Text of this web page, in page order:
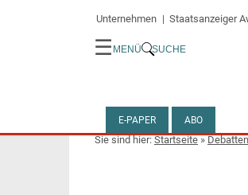
Unternehmen Staatsanzeiger
☰ MENÜ SUCHE
E-PAPER ABO
Startseite»